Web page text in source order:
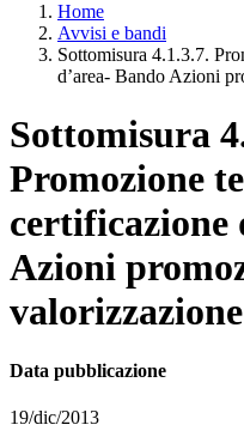
Home
Avvisi e bandi
Sottomisura 4.1.3.7.
d’area- Bando Azioni
Sottomisura
Promozione
certificazione
Azioni
Data pubblicazione
19/dic/2013